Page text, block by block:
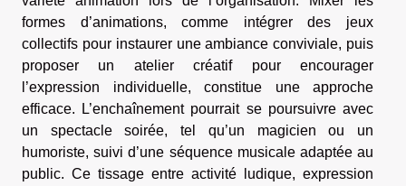
formes d’animations, comme intégrer des jeux
collectifs pour instaurer une ambiance conviviale, puis
proposer un atelier créatif pour encourager
l’expression individuelle, constitue une approche
efficace. L’enchaînement pourrait se poursuivre avec
un spectacle soirée, tel qu’un magicien ou un
humoriste, suivi d’une séquence musicale adaptée au
public. Ce tissage entre activité ludique, expression